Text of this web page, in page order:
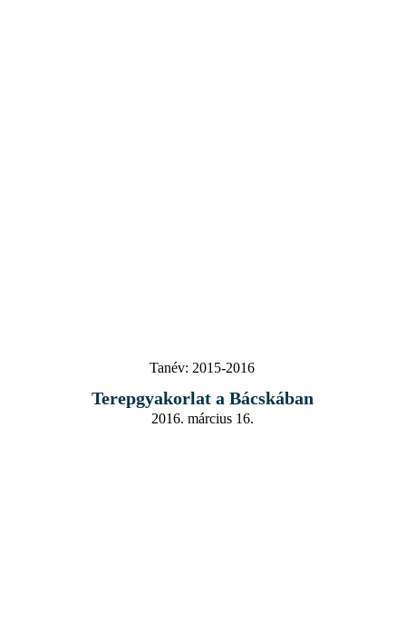
Tanév: 2015-2016
Terepgyakorlat a Bácskában
2016. március 16.